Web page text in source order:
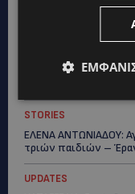
ΣΥΛΛΗΨΕΙΣ: 161
– Η παράβαση που
ΓΕΝΕΘΛΙΟΣ ΗΜΕΡΑ: Η
STORIES
ΕΛΕΝΑ ΑΝΤΩΝΙΑΔΟΥ:
τριών παιδιών –
UPDATES